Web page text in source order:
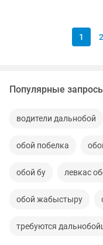
1 2
Популярные
водители дальнобой
обой побелка
обой бу левкас
обой жабыстыру
требуются